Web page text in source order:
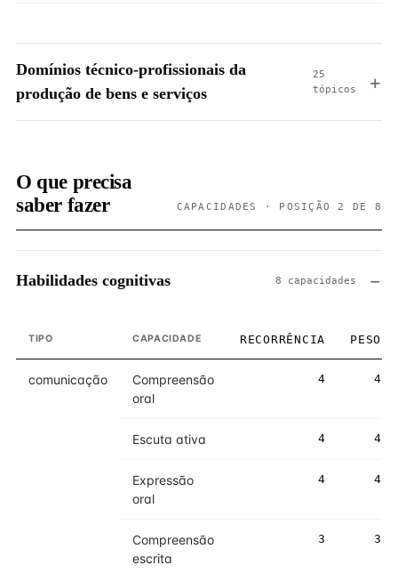
Domínios técnico-profissionais da
produção de bens e serviços
25
tópicos
O que precisa
saber fazer
CAPACIDADES · POSIÇÃO 2 DE 8
Habilidades cognitivas 8 capacidades
TIPO CAPACIDADE RECORRÊNCIA PESO
comunicação
Compreensão
oral
4 4
Escuta ativa 4 4
Expressão
oral
4 4
Compreensão
escrita
3 3